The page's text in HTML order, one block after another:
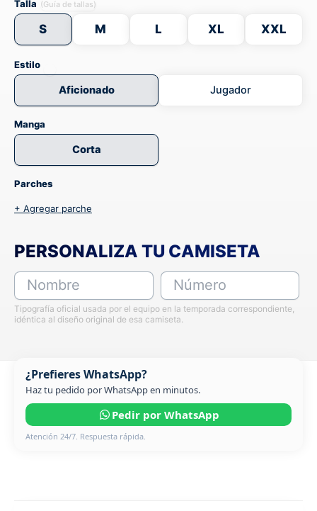
Talla (Guía de tallas)
S M L XL XXL
Estilo
Aficionado Jugador
Manga
Corta
Parches
+ Agregar parche
PERSONALIZA TU CAMISETA
Nombre Número
Tipografía oficial usada por el equipo en la temporada correspondiente,
idéntica al diseño original de esa camiseta.
¿Prefieres WhatsApp?
Haz tu pedido por WhatsApp en minutos.
Pedir por WhatsApp
Atención 24/7. Respuesta rápida.